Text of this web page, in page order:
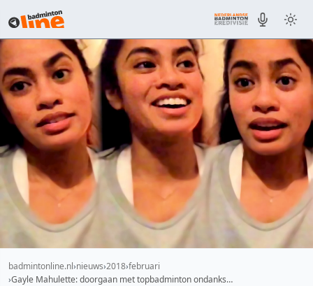
badmintonline.nl nieuws 2018 februari
Gayle Mahulette: doorgaan met topbadminton ondanks…